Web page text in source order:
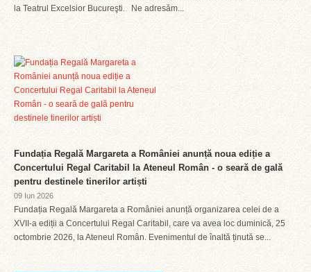
la Teatrul Excelsior Bucureşti. Ne adresăm...
Fundația Regală Margareta a României anunță noua ediție a
Concertului Regal Caritabil la Ateneul Român - o seară de gală
pentru destinele tinerilor artiști
09 Iun 2026
Fundația Regală Margareta a României anunță organizarea celei de a
XVII-a ediții a Concertului Regal Caritabil, care va avea loc duminică, 25
octombrie 2026, la Ateneul Român. Evenimentul de înaltă ținută se...